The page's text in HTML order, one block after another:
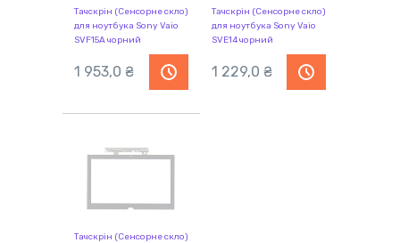
Тачскрін (Сенсорне скло)
для ноутбука Sony Vaio
SVF15A чорний
1 953,0 ₴
Тачскрін (Сенсорне скло)
для ноутбука Sony Vaio
SVE14 чорний
1 229,0 ₴
Тачскрін (Сенсорне скло)